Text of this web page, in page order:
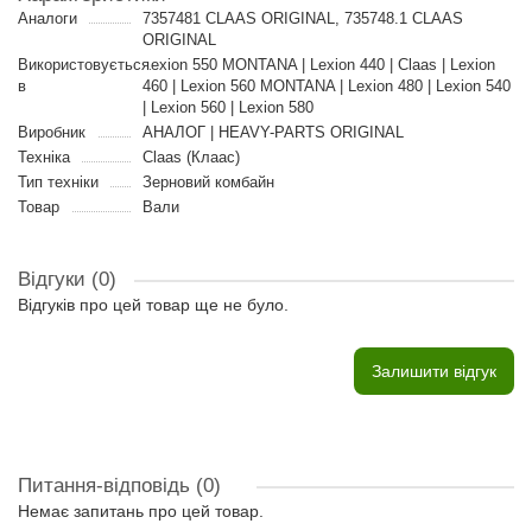
Аналоги
7357481 CLAAS ORIGINAL, 735748.1 CLAAS
ORIGINAL
Використовується
в
Lexion 550 MONTANA | Lexion 440 | Claas | Lexion
460 | Lexion 560 MONTANA | Lexion 480 | Lexion 540
| Lexion 560 | Lexion 580
Виробник
АНАЛОГ | HEAVY-PARTS ORIGINAL
Техніка
Claas (Клаас)
Тип техніки
Зерновий комбайн
Товар
Вали
Відгуки (0)
Відгуків про цей товар ще не було.
Залишити відгук
Питання-відповідь (0)
Немає запитань про цей товар.